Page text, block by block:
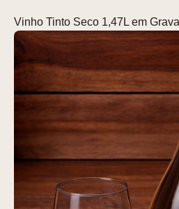
Vinho Tinto Seco 1,47L em